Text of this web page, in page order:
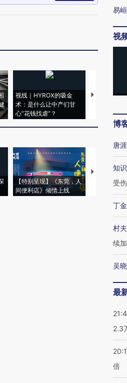
视线｜HYROX的吸金
术：是什么让中产们甘
心“花钱找虐”？
马航飞行员
【特别呈现】《东莞，人
间便利店》倾情上线
【推广】走
会，让数智
易峘
视
博
唐涯
知
受伤
丁
村
续
吴
最
2.3
倍